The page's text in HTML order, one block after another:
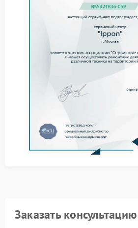
Для начала стоит выполнить
уменьшить нагрузку на устройство;
проверить подключенные
исключить внешние повреждения
Эти меры помогают понять,
Когда требуется
При сохранении признаков
Ippon, поскольку неисправная
может привести к более
внутри устройства.
устранить их с учетом
Заказать консультацию